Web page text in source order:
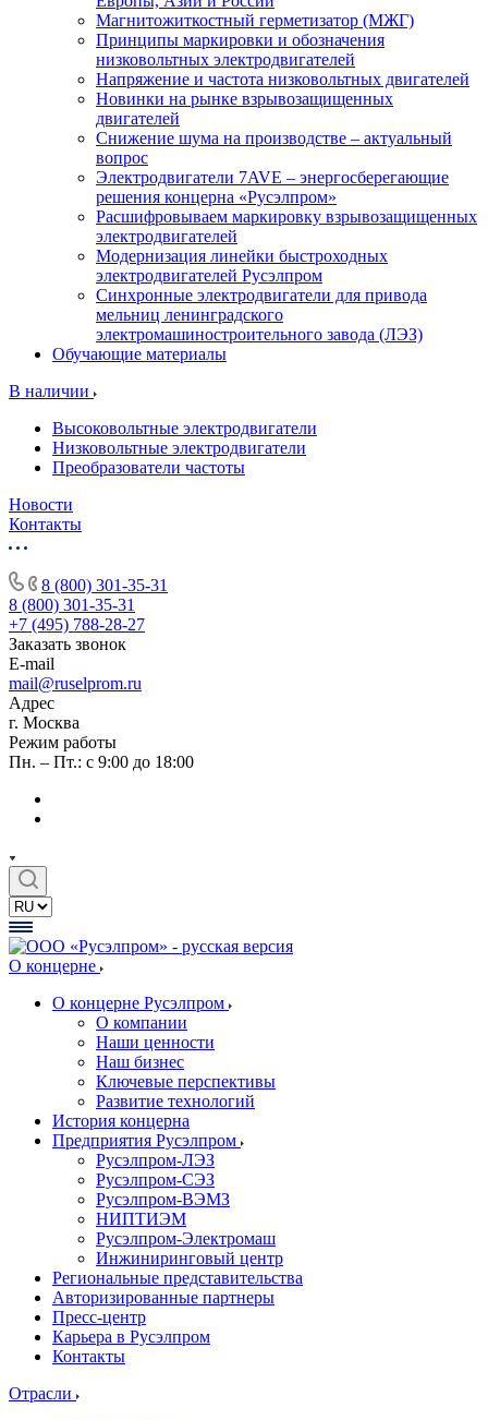
Магнитожиткостный герметизатор (МЖГ)
Принципы маркировки и обозначения
низковольтных электродвигателей
Напряжение и частота низковольтных двигателей
Новинки на рынке взрывозащищенных
двигателей
Снижение шума на производстве – актуальный
вопрос
Электродвигатели 7AVE – энергосберегающие
решения концерна «Русэлпром»
Расшифровываем маркировку взрывозащищенных
электродвигателей
Модернизация линейки быстроходных
электродвигателей Русэлпром
Синхронные электродвигатели для привода
мельниц ленинградского
электромашиностроительного завода (ЛЭЗ)
Обучающие материалы
В наличии
Высоковольтные электродвигатели
Низковольтные электродвигатели
Преобразователи частоты
Новости
Контакты
8 (800) 301-35-31
8 (800) 301-35-31
+7 (495) 788-28-27
Заказать звонок
E-mail
mail@ruselprom.ru
Адрес
г. Москва
Режим работы
Пн. – Пт.: с 9:00 до 18:00
О концерне
О концерне Русэлпром
О компании
Наши ценности
Наш бизнес
Ключевые перспективы
Развитие технологий
История концерна
Предприятия Русэлпром
Русэлпром-ЛЭЗ
Русэлпром-СЭЗ
Русэлпром-ВЭМЗ
НИПТИЭМ
Русэлпром-Электромаш
Инжиниринговый центр
Региональные представительства
Авторизированные партнеры
Пресс-центр
Карьера в Русэлпром
Контакты
Отрасли